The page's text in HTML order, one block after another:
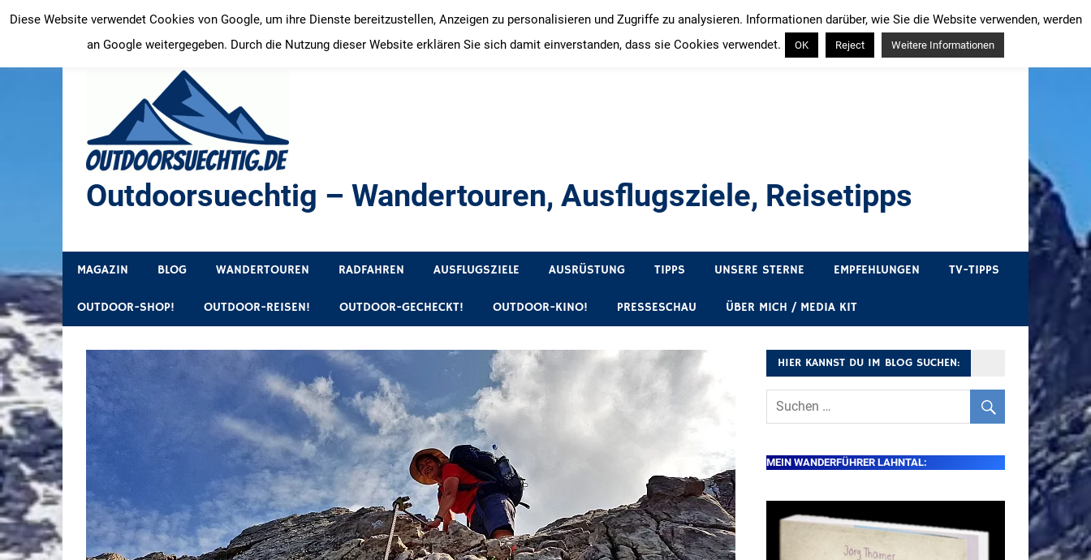
Inhalt
springen
Outdoorsuechtig – Wandertouren, Ausflugsziele, Reisetipps
MAGAZIN BLOG WANDERTOUREN RADFAHREN AUSFLUGSZIELE AUSRÜSTUNG TIPPS UNSERE STERNE EMPFEHLUNGEN TV-TIPPS
OUTDOOR-SHOP! OUTDOOR-REISEN! OUTDOOR-GECHECKT! OUTDOOR-KINO! PRESSESCHAU ÜBER MICH / MEDIA KIT
HIER KANNST DU IM BLOG SUCHEN:
MEIN WANDERFÜHRER LAHNTAL:
Diese Website verwendet Cookies von Google, um ihre Dienste bereitzustellen, Anzeigen zu personalisieren und Zugriffe zu analysieren. Informationen darüber, wie Sie die Website verwenden, werden
an Google weitergegeben. Durch die Nutzung dieser Website erklären Sie sich damit einverstanden, dass sie Cookies verwendet.
OK Reject Weitere Informationen